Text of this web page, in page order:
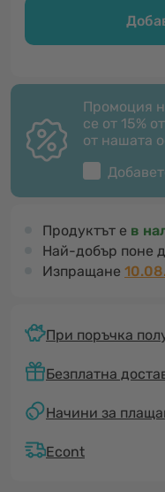
Промоция
се от 15%
от нашата
Продуктът е в
Най-добър поне
Изпращане
При поръчка
Безплатна
Начини за
Econt